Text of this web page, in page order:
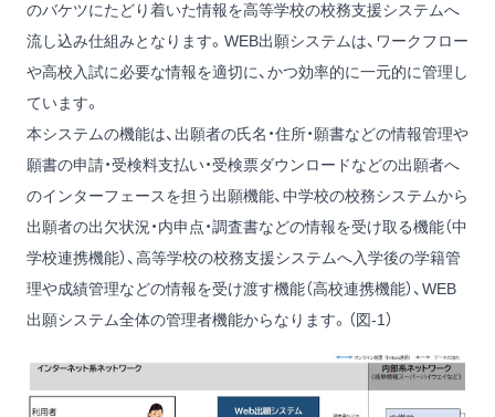
のバケツにたどり着いた情報を高等学校の校務支援システムへ
流し込み仕組みとなります。WEB出願システムは、ワークフロー
や高校入試に必要な情報を適切に、かつ効率的に一元的に管理し
ています。
本システムの機能は、出願者の氏名・住所・願書などの情報管理や
願書の申請・受検料支払い・受検票ダウンロードなどの出願者へ
のインターフェースを担う出願機能、中学校の校務システムから
出願者の出欠状況・内申点・調査書などの情報を受け取る機能（中
学校連携機能）、高等学校の校務支援システムへ入学後の学籍管
理や成績管理などの情報を受け渡す機能（高校連携機能）、WEB
出願システム全体の管理者機能からなります。（図-1）